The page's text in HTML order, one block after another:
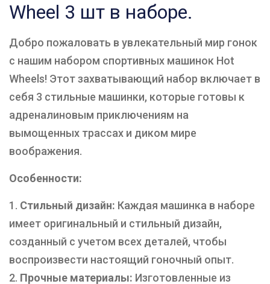
Wheel 3 шт в наборе.
Добро пожаловать в увлекательный мир гонок
с нашим набором спортивных машинок Hot
Wheels! Этот захватывающий набор включает в
себя 3 стильные машинки, которые готовы к
адреналиновым приключениям на
вымощенных трассах и диком мире
воображения.
Особенности:
Стильный дизайн: Каждая машинка в наборе
имеет оригинальный и стильный дизайн,
созданный с учетом всех деталей, чтобы
воспроизвести настоящий гоночный опыт.
Прочные материалы: Изготовленные из